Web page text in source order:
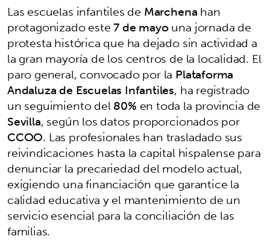
Las escuelas infantiles de Marchenahan
protagonizado este7 de mayouna jornada de
protesta histórica que ha dejado sin actividad a
la gran mayoría de los centros de la localidad. El
paro general, convocado por la Plataforma
Andaluza de Escuelas Infantiles, ha registrado
un seguimiento del80% en toda la provincia de
Sevilla, según los datos proporcionados por
CCOO. Las profesionales han trasladado sus
reivindicaciones hasta la capital hispalense para
denunciar la precariedad del modelo actual,
exigiendo una financiación que garantice la
calidad educativa y el mantenimiento de un
servicio esencial para la conciliación de las
familias.